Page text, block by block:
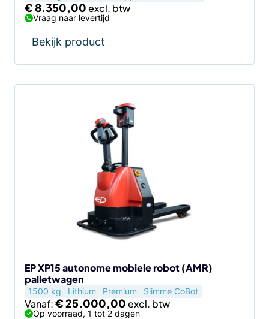
€8.350,00
Vraag naar levertijd
Bekijk product
EP XP15 autonome mobiele robot (AMR)
palletwagen
1500 kg Lithium Premium Slimme CoBot
Vanaf:€25.000,00
Op voorraad, 1 tot 2 dagen